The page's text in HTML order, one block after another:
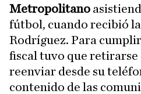
Metropolitano
fútbol, cuando recibió
Rodríguez. Para
fiscal tuvo que retirarse
reenviar desde su
contenido de las